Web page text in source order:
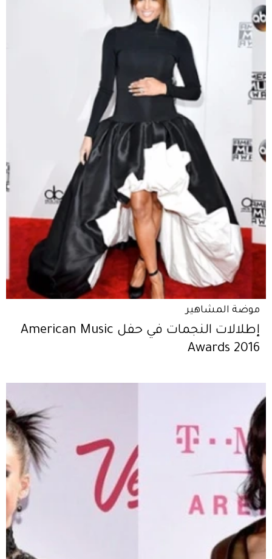
موضة المشاهير
إطلالات النجمات في حفل American Music
Awards 2016